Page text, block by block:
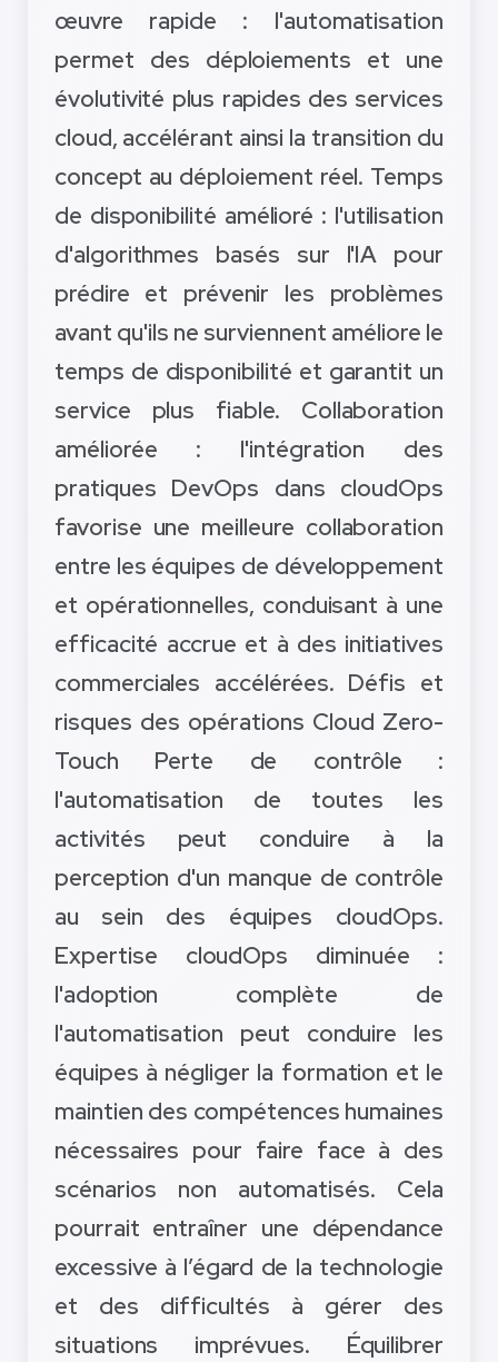
œuvre rapide : l'automatisation
permet des déploiements et une
évolutivité plus rapides des services
cloud, accélérant ainsi la transition du
concept au déploiement réel. Temps
de disponibilité amélioré : l'utilisation
d'algorithmes basés sur l'IA pour
prédire et prévenir les problèmes
avant qu'ils ne surviennent améliore le
temps de disponibilité et garantit un
service plus fiable. Collaboration
améliorée : l'intégration des
pratiques DevOps dans cloudOps
favorise une meilleure collaboration
entre les équipes de développement
et opérationnelles, conduisant à une
efficacité accrue et à des initiatives
commerciales accélérées. Défis et
risques des opérations Cloud Zero-
Touch Perte de contrôle :
l'automatisation de toutes les
activités peut conduire à la
perception d'un manque de contrôle
au sein des équipes cloudOps.
Expertise cloudOps diminuée :
l'adoption complète de
l'automatisation peut conduire les
équipes à négliger la formation et le
maintien des compétences humaines
nécessaires pour faire face à des
scénarios non automatisés. Cela
pourrait entraîner une dépendance
excessive à l’égard de la technologie
et des difficultés à gérer des
situations imprévues. Équilibrer